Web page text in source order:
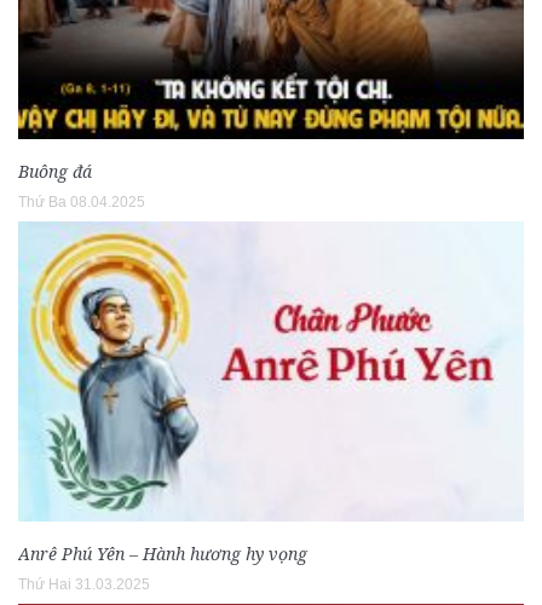
Buông đá
Thứ Ba 08.04.2025
Anrê Phú Yên – Hành hương hy vọng
Thứ Hai 31.03.2025